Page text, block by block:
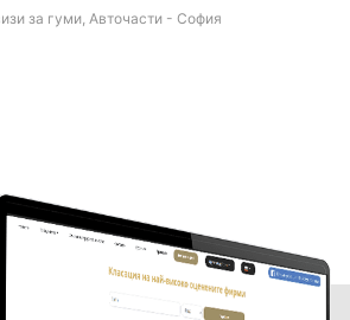
за гуми, Авточасти - София